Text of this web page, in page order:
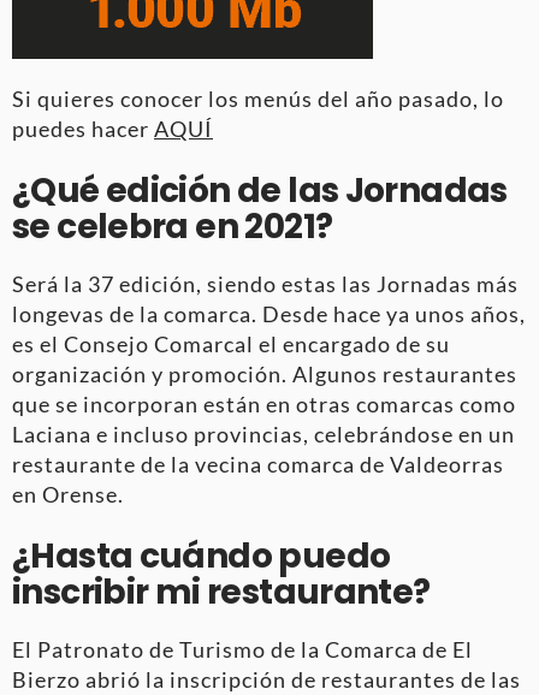
Si quieres conocer los menús del año pasado, lo
puedes hacer AQUÍ
¿Qué edición de las Jornadas
se celebra en 2021?
Será la 37 edición, siendo estas las Jornadas más
longevas de la comarca. Desde hace ya unos años,
es el Consejo Comarcal el encargado de su
organización y promoción. Algunos restaurantes
que se incorporan están en otras comarcas como
Laciana e incluso provincias, celebrándose en un
restaurante de la vecina comarca de Valdeorras
en Orense.
¿Hasta cuándo puedo
inscribir mi restaurante?
El Patronato de Turismo de la Comarca de El
Bierzo abrió la inscripción de restaurantes de las